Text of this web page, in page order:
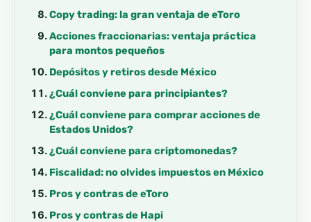
Copy trading: la gran ventaja de eToro
Acciones fraccionarias: ventaja práctica
para montos pequeños
Depósitos y retiros desde México
¿Cuál conviene para principiantes?
¿Cuál conviene para comprar acciones de
Estados Unidos?
¿Cuál conviene para criptomonedas?
Fiscalidad: no olvides impuestos en México
Pros y contras de eToro
Pros y contras de Hapi